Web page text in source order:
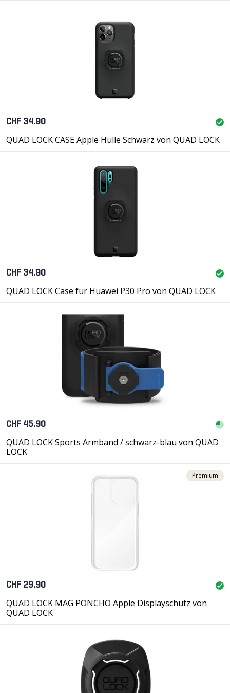
CHF 34.90
QUAD LOCK CASE Apple Hülle Schwarz von QUAD LOCK
CHF 34.90
QUAD LOCK Case für Huawei P30 Pro von QUAD LOCK
CHF 45.90
QUAD LOCK Sports Armband / schwarz-blau von QUAD
LOCK
Premium
CHF 29.90
QUAD LOCK MAG PONCHO Apple Displayschutz von
QUAD LOCK